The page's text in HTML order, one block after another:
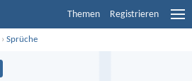
Themen Registrieren
›Sprüche